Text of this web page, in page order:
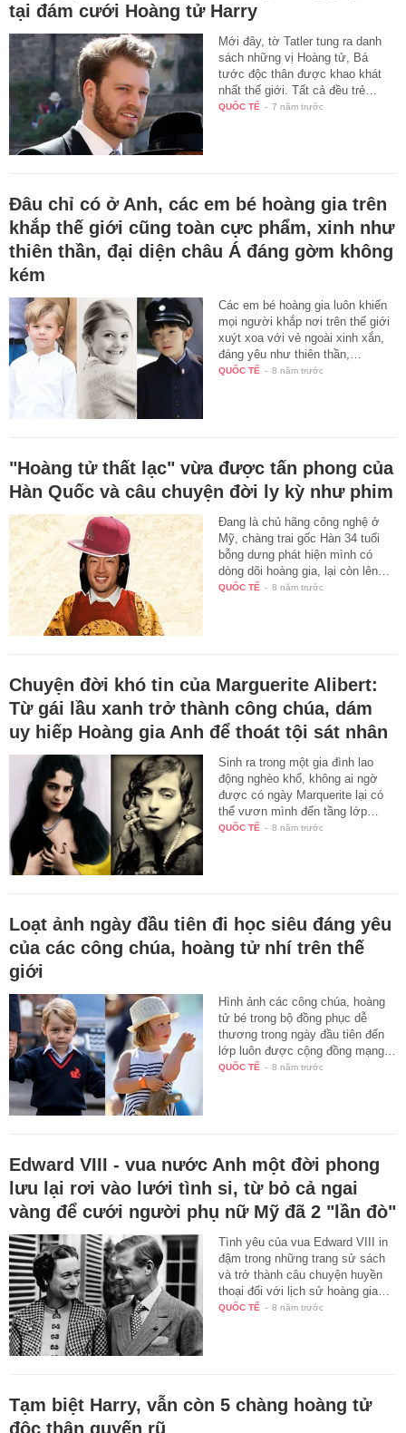
tại đám cưới Hoàng tử Harry
Mới đây, tờ Tatler tung ra danh
sách những vị Hoàng tử, Bá
tước độc thân được khao khát
nhất thế giới. Tất cả đều trẻ…
QUỐC TẾ - 7 năm trước
Đâu chỉ có ở Anh, các em bé hoàng gia trên
khắp thế giới cũng toàn cực phẩm, xinh như
thiên thần, đại diện châu Á đáng gờm không
kém
Các em bé hoàng gia luôn khiến
mọi người khắp nơi trên thế giới
xuýt xoa với vẻ ngoài xinh xắn,
đáng yêu như thiên thần,…
QUỐC TẾ - 8 năm trước
"Hoàng tử thất lạc" vừa được tấn phong của
Hàn Quốc và câu chuyện đời ly kỳ như phim
Đang là chủ hãng công nghệ ở
Mỹ, chàng trai gốc Hàn 34 tuổi
bỗng dưng phát hiện mình có
dòng dõi hoàng gia, lại còn lên…
QUỐC TẾ - 8 năm trước
Chuyện đời khó tin của Marguerite Alibert:
Từ gái lầu xanh trở thành công chúa, dám
uy hiếp Hoàng gia Anh để thoát tội sát nhân
Sinh ra trong một gia đình lao
động nghèo khổ, không ai ngờ
được có ngày Marquerite lại có
thể vươn mình đến tầng lớp…
QUỐC TẾ - 8 năm trước
Loạt ảnh ngày đầu tiên đi học siêu đáng yêu
của các công chúa, hoàng tử nhí trên thế
giới
Hình ảnh các công chúa, hoàng
tử bé trong bộ đồng phục dễ
thương trong ngày đầu tiên đến
lớp luôn được cộng đồng mạng…
QUỐC TẾ - 8 năm trước
Edward VIII - vua nước Anh một đời phong
lưu lại rơi vào lưới tình si, từ bỏ cả ngai
vàng để cưới người phụ nữ Mỹ đã 2 "lần đò"
Tình yêu của vua Edward VIII in
đậm trong những trang sử sách
và trở thành câu chuyện huyền
thoại đối với lịch sử hoàng gia…
QUỐC TẾ - 8 năm trước
Tạm biệt Harry, vẫn còn 5 chàng hoàng tử
độc thân quyến rũ